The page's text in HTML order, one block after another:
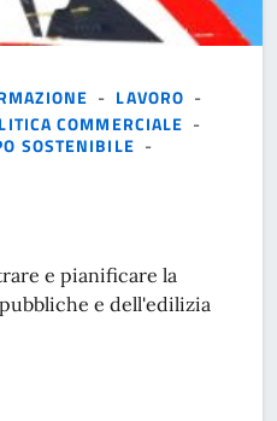
- LAVORO -
COMMERCIALE -
SOSTENIBILE -
e pianificare la
e dell'edilizia